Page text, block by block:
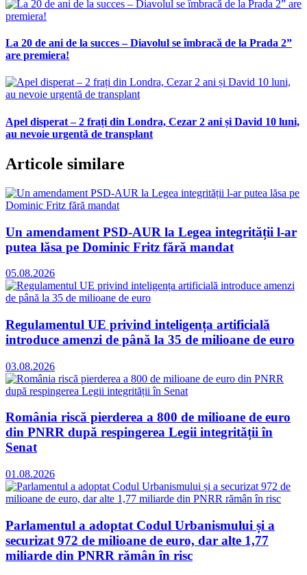
La 20 de ani de la succes – Diavolul se îmbracă de la Prada 2”
are premiera!
Apel disperat – 2 frați din Londra, Cezar 2 ani și David 10 luni,
au nevoie urgentă de transplant
Articole similare
Un amendament PSD-AUR la Legea integrității l-ar
putea lăsa pe Dominic Fritz fără mandat
05.08.2026
Regulamentul UE privind inteligența artificială
introduce amenzi de până la 35 de milioane de euro
03.08.2026
România riscă pierderea a 800 de milioane de euro
din PNRR după respingerea Legii integrității în
Senat
01.08.2026
Parlamentul a adoptat Codul Urbanismului și a
securizat 972 de milioane de euro, dar alte 1,77
miliarde din PNRR rămân în risc